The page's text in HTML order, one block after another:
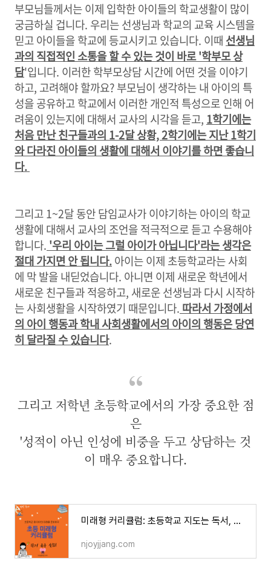
부모님들께서는 이제 입학한 아이들의 학교생활이 많이
궁금하실 겁니다. 우리는 선생님과 학교의 교육 시스템을
믿고 아이들을 학교에 등교시키고 있습니다. 이때 선생님
과의 직접적인 소통을 할 수 있는 것이 바로 '학부모 상
담'입니다. 이러한 학부모상담 시간에 어떤 것을 이야기
하고, 고려해야 할까요? 부모님이 생각하는 내 아이의 특
성을 공유하고 학교에서 이러한 개인적 특성으로 인해 어
려움이 있는지에 대해서 교사의 시각을 듣고, 1학기에는
처음 만난 친구들과의 1-2달 상황, 2학기에는 지난 1학기
와 다라진 아이들의 생활에 대해서 이야기를 하면 좋습니
다.
그리고 1~2달 동안 담임교사가 이야기하는 아이의 학교
생활에 대해서 교사의 조언을 적극적으로 듣고 수용해야
합니다. '우리 아이는 그럴 아이가 아닙니다'라는 생각은
절대 가지면 안 됩니다.아이는 이제 초등학교라는 사회
에 막 발을 내딛었습니다. 아니면 이제 새로운 학년에서
새로운 친구들과 적응하고, 새로운 선생님과 다시 시작하
는 사회생활을 시작하였기 때문입니다. 따라서 가정에서
의 아이 행동과 학내 사회생활에서의 아이의 행동은 당연
히 달라질 수 있습니다.
그리고 저학년 초등학교에서의 가장 중요한 점
은
'성적이 아닌 인성에 비중을 두고 상담하는 것
이 매우 중요합니다.
미래형 커리큘럼: 초등학교 지도는 독서, 자기주도, 인성, 경제
njoyjjang.com